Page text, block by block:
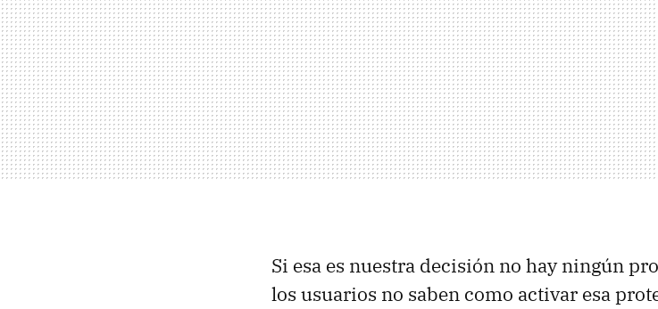
Si esa es nuestra decisión no hay ningún
los usuarios no saben como activar esa